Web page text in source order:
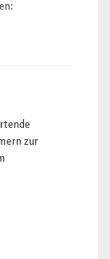
zur